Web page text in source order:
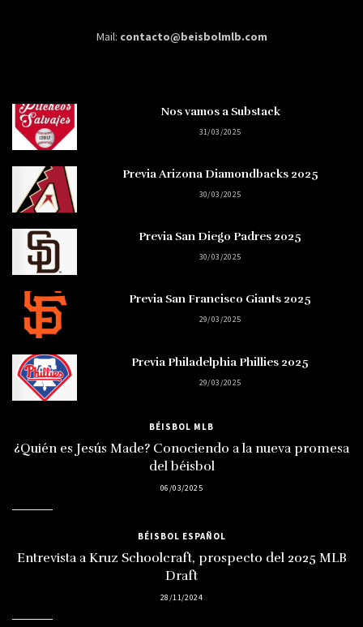
Mail: contacto@beisbolmlb.com
Nos vamos a Substack
31/03/2025
Previa Arizona Diamondbacks 2025
30/03/2025
Previa San Diego Padres 2025
30/03/2025
Previa San Francisco Giants 2025
29/03/2025
Previa Philadelphia Phillies 2025
29/03/2025
BÉISBOL MLB
¿Quién es Jesús Made? Conociendo a la nueva promesa
del béisbol
06/03/2025
BÉISBOL ESPAÑOL
Entrevista a Kruz Schoolcraft, prospecto del 2025 MLB
Draft
28/11/2024